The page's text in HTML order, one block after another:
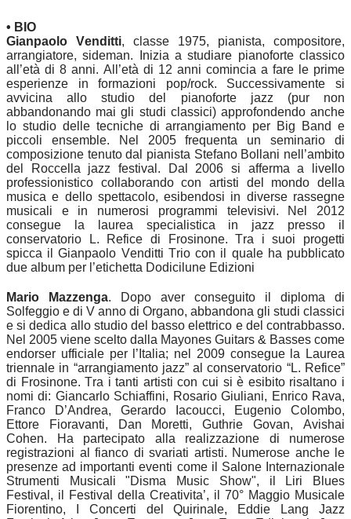
• BIO
Gianpaolo Venditti, classe 1975, pianista, compositore,
arrangiatore, sideman. Inizia a studiare pianoforte classico
all’età di 8 anni. All’età di 12 anni comincia a fare le prime
esperienze in formazioni pop/rock. Successivamente si
avvicina allo studio del pianoforte jazz (pur non
abbandonando mai gli studi classici) approfondendo anche
lo studio delle tecniche di arrangiamento per Big Band e
piccoli ensemble. Nel 2005 frequenta un seminario di
composizione tenuto dal pianista Stefano Bollani nell’ambito
del Roccella jazz festival. Dal 2006 si afferma a livello
professionistico collaborando con artisti del mondo della
musica e dello spettacolo, esibendosi in diverse rassegne
musicali e in numerosi programmi televisivi. Nel 2012
consegue la laurea specialistica in jazz presso il
conservatorio L. Refice di Frosinone. Tra i suoi progetti
spicca il Gianpaolo Venditti Trio con il quale ha pubblicato
due album per l’etichetta Dodicilune Edizioni
Mario Mazzenga. Dopo aver conseguito il diploma di
Solfeggio e di V anno di Organo, abbandona gli studi classici
e si dedica allo studio del basso elettrico e del contrabbasso.
Nel 2005 viene scelto dalla Mayones Guitars & Basses come
endorser ufficiale per l’Italia; nel 2009 consegue la Laurea
triennale in “arrangiamento jazz” al conservatorio “L. Refice”
di Frosinone. Tra i tanti artisti con cui si è esibito risaltano i
nomi di: Giancarlo Schiaffini, Rosario Giuliani, Enrico Rava,
Franco D’Andrea, Gerardo Iacoucci, Eugenio Colombo,
Ettore Fioravanti, Dan Moretti, Guthrie Govan, Avishai
Cohen. Ha partecipato alla realizzazione di numerose
registrazioni al fianco di svariati artisti. Numerose anche le
presenze ad importanti eventi come il Salone Internazionale
Strumenti Musicali "Disma Music Show", il Liri Blues
Festival, il Festival della Creativita’, il 70° Maggio Musicale
Fiorentino, I Concerti del Quirinale, Eddie Lang Jazz